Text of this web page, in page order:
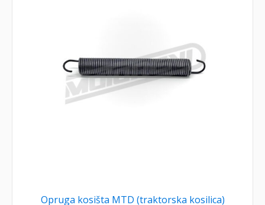
Opruga kosišta MTD (traktorska kosilica)